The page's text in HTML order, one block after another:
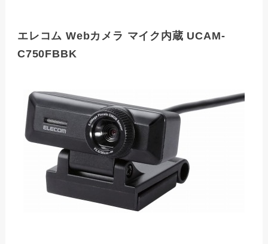
エレコム Webカメラ マイク内蔵 UCAM-
C750FBBK